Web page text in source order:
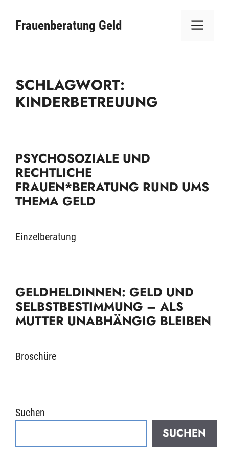
InhaltFrauenberatung Geld
SCHLAGWORT:
KINDERBETREUUNG
PSYCHOSOZIALE UND
RECHTLICHE
FRAUEN*BERATUNG RUND UMS
THEMA GELD
Einzelberatung
GELDHELDINNEN: GELD UND
SELBSTBESTIMMUNG – ALS
MUTTER UNABHÄNGIG BLEIBEN
Broschüre
Suchen
SUCHEN